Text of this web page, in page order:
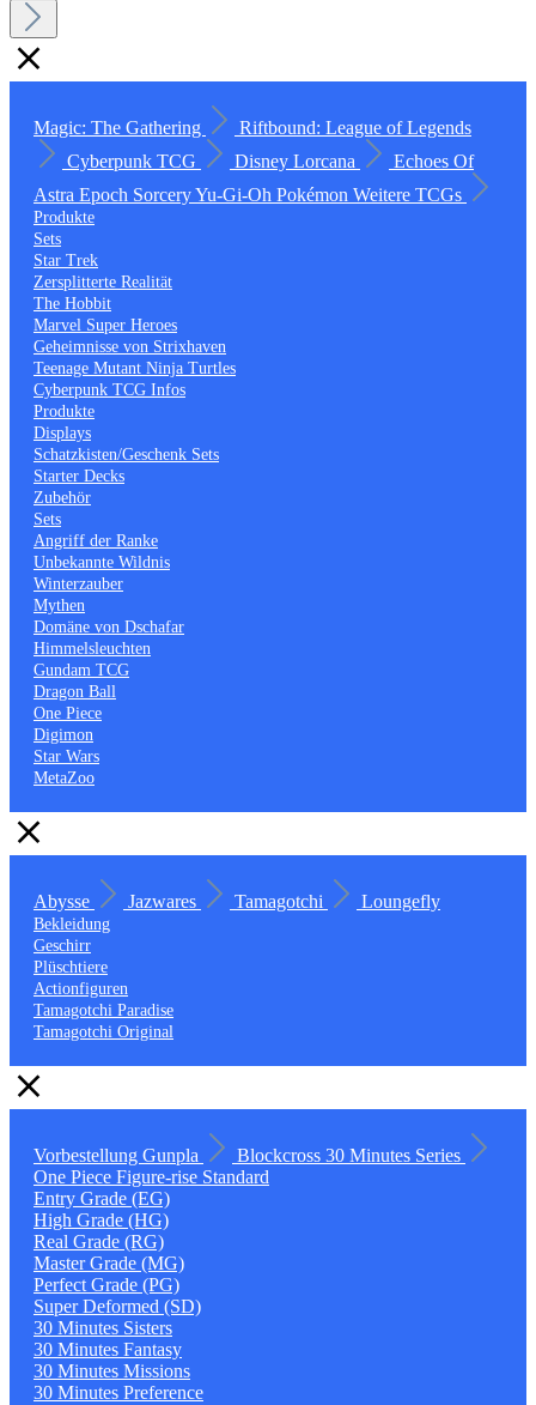
Magic: The Gathering
Riftbound: League of Legends
Cyberpunk TCG
Disney Lorcana
Echoes Of
Astra Epoch SorceryYu-Gi-Oh Pokémon Weitere TCGs
Produkte
Sets
Star Trek
Zersplitterte Realität
The Hobbit
Marvel Super Heroes
Geheimnisse von Strixhaven
Teenage Mutant Ninja Turtles
Cyberpunk TCG Infos
Produkte
Displays
Schatzkisten/Geschenk Sets
Starter Decks
Zubehör
Sets
Angriff der Ranke
Unbekannte Wildnis
Winterzauber
Mythen
Domäne von Dschafar
Himmelsleuchten
Gundam TCG
Dragon Ball
One Piece
Digimon
Star Wars
MetaZoo
Abysse Jazwares Tamagotchi Loungefly
Bekleidung
Geschirr
Plüschtiere
Actionfiguren
Tamagotchi Paradise
Tamagotchi Original
Vorbestellung Gunpla Blockcross 30 Minutes Series
One Piece Figure-rise Standard
Entry Grade (EG)
High Grade (HG)
Real Grade (RG)
Master Grade (MG)
Perfect Grade (PG)
Super Deformed (SD)
30 Minutes Sisters
30 Minutes Fantasy
30 Minutes Missions
30 Minutes Preference